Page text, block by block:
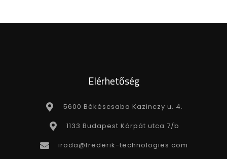
Elérhetőség
5600 Békéscsaba Kazinczy u. 4.
1133 Budapest Kárpát utca 7/b
iroda@frederik-technologies.com